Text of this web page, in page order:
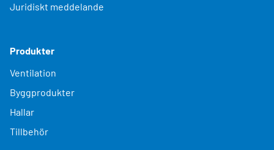
Juridiskt meddelande
Produkter
Ventilation
Byggprodukter
Hallar
Tillbehör